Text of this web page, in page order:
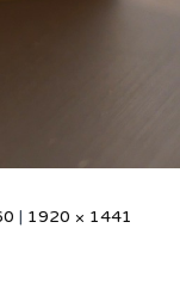
| 1920 × 1441